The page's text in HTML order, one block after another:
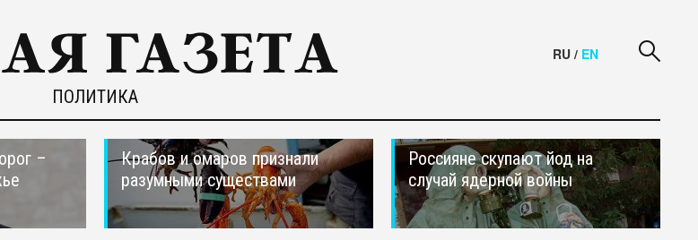
ПОЛИТИКА
RU / EN
–
Крабов и омаров признали
разумными существами
Россияне скупают йод на
случай ядерной войны